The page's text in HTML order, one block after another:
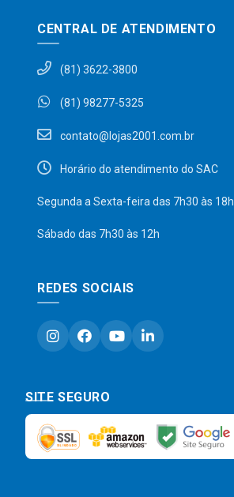
CENTRAL DE ATENDIMENTO
(81) 3622-3800
(81) 98277-5325
contato@lojas2001.com.br
Horário do atendimento do SAC
Segunda a Sexta-feira das 7h30 às 18h
Sábado das 7h30 às 12h
REDES SOCIAIS
SITE SEGURO